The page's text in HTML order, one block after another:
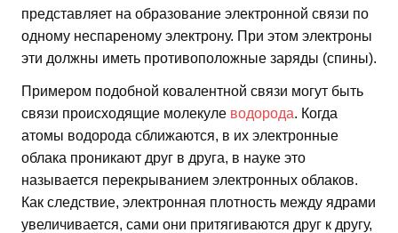
представляет на образование электронной связи по
одному неспареному электрону. При этом электроны
эти должны иметь противоположные заряды (спины).
Примером подобной ковалентной связи могут быть
связи происходящие молекуле водорода. Когда
атомы водорода сближаются, в их электронные
облака проникают друг в друга, в науке это
называется перекрыванием электронных облаков.
Как следствие, электронная плотность между ядрами
увеличивается, сами они притягиваются друг к другу,